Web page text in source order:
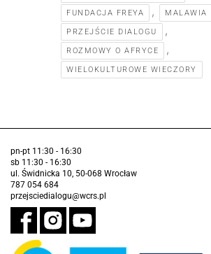
FUNDACJA FREYA , MALAWIA
PRZEJŚCIE DIALOGU ,
ROZMOWY O AFRYCE ,
WIELOKULTUROWE WIECZORY
pn-pt 11:30 - 16:30
sb 11:30 - 16:30
ul. Świdnicka 10, 50-068 Wrocław
787 054 684
przejsciedialogu@wcrs.pl